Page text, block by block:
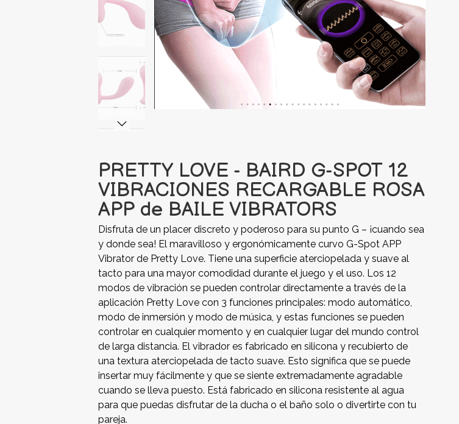
PRETTY LOVE - BAIRD G-SPOT 12
VIBRACIONES RECARGABLE ROSA
APP de BAILE VIBRATORS
Disfruta de un placer discreto y poderoso para su punto G – ¡cuando sea
y donde sea! El maravilloso y ergonómicamente curvo G-Spot APP
Vibrator de Pretty Love. Tiene una superficie aterciopelada y suave al
tacto para una mayor comodidad durante el juego y el uso. Los 12
modos de vibración se pueden controlar directamente a través de la
aplicación Pretty Love con 3 funciones principales: modo automático,
modo de inmersión y modo de música, y estas funciones se pueden
controlar en cualquier momento y en cualquier lugar del mundo control
de larga distancia. El vibrador es fabricado en silicona y recubierto de
una textura aterciopelada de tacto suave. Esto significa que se puede
insertar muy fácilmente y que se siente extremadamente agradable
cuando se lleva puesto. Está fabricado en silicona resistente al agua
para que puedas disfrutar de la ducha o el baño solo o divertirte con tu
pareja.